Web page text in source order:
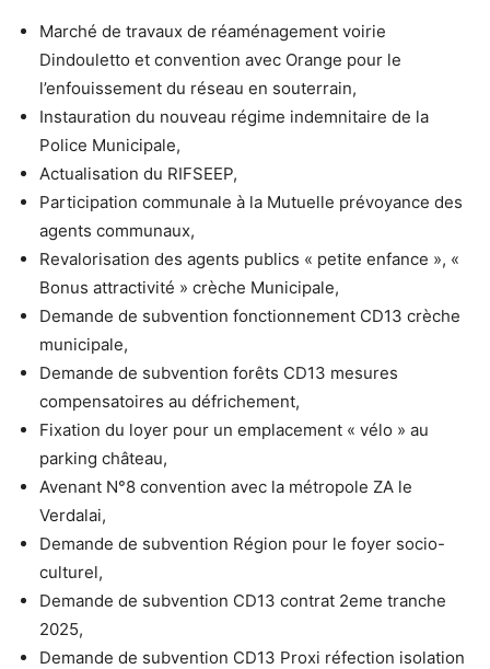
Marché de travaux de réaménagement voirie
Dindouletto et convention avec Orange pour le
l’enfouissement du réseau en souterrain,
Instauration du nouveau régime indemnitaire de la
Police Municipale,
Actualisation du RIFSEEP,
Participation communale à la Mutuelle prévoyance des
agents communaux,
Revalorisation des agents publics « petite enfance », «
Bonus attractivité » crèche Municipale,
Demande de subvention fonctionnement CD13 crèche
municipale,
Demande de subvention forêts CD13 mesures
compensatoires au défrichement,
Fixation du loyer pour un emplacement « vélo » au
parking château,
Avenant N°8 convention avec la métropole ZA le
Verdalai,
Demande de subvention Région pour le foyer socio-
culturel,
Demande de subvention CD13 contrat 2eme tranche
2025,
Demande de subvention CD13 Proxi réfection isolation